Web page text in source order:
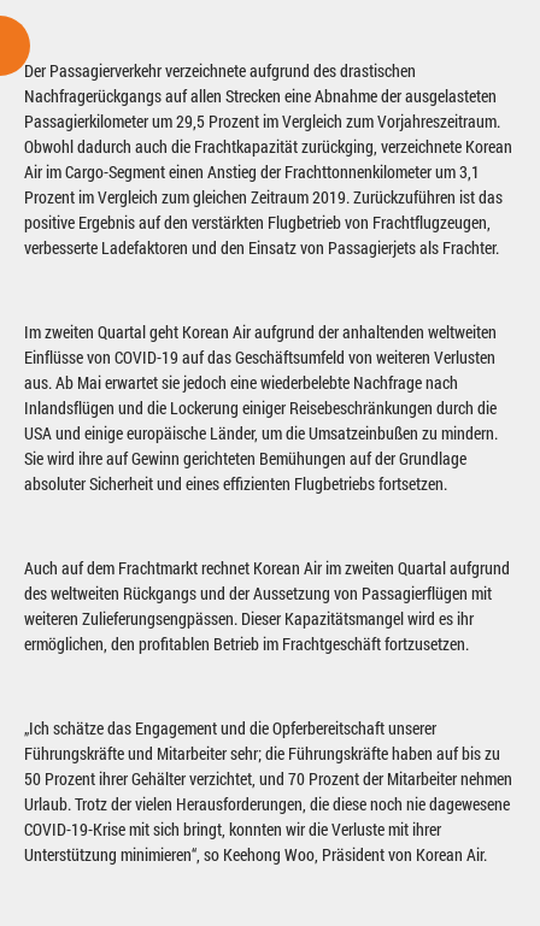
Der Passagierverkehr verzeichnete aufgrund des drastischen
Nachfragerückgangs auf allen Strecken eine Abnahme der ausgelasteten
Passagierkilometer um 29,5 Prozent im Vergleich zum Vorjahreszeitraum.
Obwohl dadurch auch die Frachtkapazität zurückging, verzeichnete Korean
Air im Cargo-Segment einen Anstieg der Frachttonnenkilometer um 3,1
Prozent im Vergleich zum gleichen Zeitraum 2019. Zurückzuführen ist das
positive Ergebnis auf den verstärkten Flugbetrieb von Frachtflugzeugen,
verbesserte Ladefaktoren und den Einsatz von Passagierjets als Frachter.
Im zweiten Quartal geht Korean Air aufgrund der anhaltenden weltweiten
Einflüsse von COVID-19 auf das Geschäftsumfeld von weiteren Verlusten
aus. Ab Mai erwartet sie jedoch eine wiederbelebte Nachfrage nach
Inlandsflügen und die Lockerung einiger Reisebeschränkungen durch die
USA und einige europäische Länder, um die Umsatzeinbußen zu mindern.
Sie wird ihre auf Gewinn gerichteten Bemühungen auf der Grundlage
absoluter Sicherheit und eines effizienten Flugbetriebs fortsetzen.
Auch auf dem Frachtmarkt rechnet Korean Air im zweiten Quartal aufgrund
des weltweiten Rückgangs und der Aussetzung von Passagierflügen mit
weiteren Zulieferungsengpässen. Dieser Kapazitätsmangel wird es ihr
ermöglichen, den profitablen Betrieb im Frachtgeschäft fortzusetzen.
„Ich schätze das Engagement und die Opferbereitschaft unserer
Führungskräfte und Mitarbeiter sehr; die Führungskräfte haben auf bis zu
50 Prozent ihrer Gehälter verzichtet, und 70 Prozent der Mitarbeiter nehmen
Urlaub. Trotz der vielen Herausforderungen, die diese noch nie dagewesene
COVID-19-Krise mit sich bringt, konnten wir die Verluste mit ihrer
Unterstützung minimieren“, so Keehong Woo, Präsident von Korean Air.